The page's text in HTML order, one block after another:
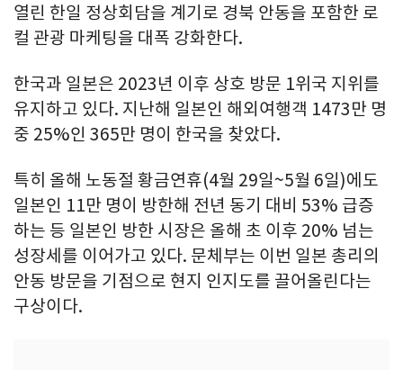
열린 한일 정상회담을 계기로 경북 안동을 포함한 로
컬 관광 마케팅을 대폭 강화한다.
한국과 일본은 2023년 이후 상호 방문 1위국 지위를
유지하고 있다. 지난해 일본인 해외여행객 1473만 명
중 25%인 365만 명이 한국을 찾았다.
특히 올해 노동절 황금연휴(4월 29일~5월 6일)에도
일본인 11만 명이 방한해 전년 동기 대비 53% 급증
하는 등 일본인 방한 시장은 올해 초 이후 20% 넘는
성장세를 이어가고 있다. 문체부는 이번 일본 총리의
안동 방문을 기점으로 현지 인지도를 끌어올린다는
구상이다.